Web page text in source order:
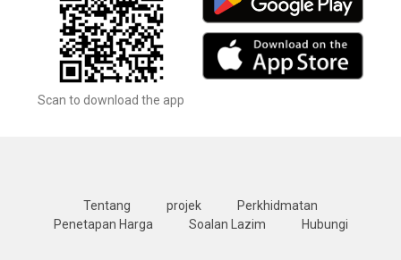
Scan to download the app
Tentang projek
Perkhidmatan
Penetapan Harga
Soalan Lazim Hubungi